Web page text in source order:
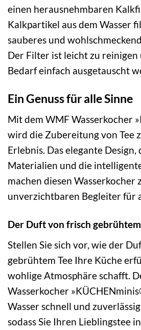
einen herausnehmbaren
Kalkpartikel aus dem Wasser
sauberes und
Der Filter ist leicht zu reinigen
Bedarf einfach ausgetauscht
Ein Genuss für alle Sinne
Mit dem WMF Wasserkocher
wird die Zubereitung von Tee
Erlebnis. Das elegante
Materialien und die
machen diesen Wasserkocher
unverzichtbaren Begleiter für
Der Duft von frisch gebrühtem
Stellen Sie sich vor, wie der
gebrühtem Tee Ihre Küche
wohlige Atmosphäre schafft.
Wasserkocher
Wasser schnell und
sodass Sie Ihren Lieblingstee